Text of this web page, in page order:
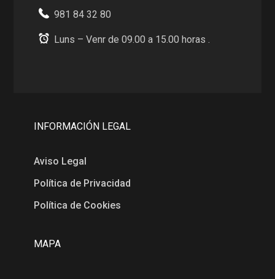
981 84 32 80
Luns – Venr de 09.00 a 15.00 horas .
INFORMACIÓN LEGAL
Aviso Legal
Política de Privacidad
Política de Cookies
MAPA